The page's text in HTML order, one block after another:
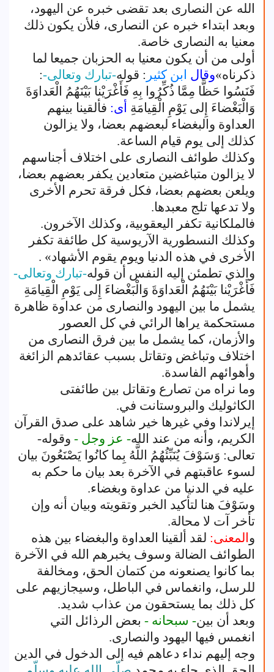
الله عن النصارى بعد تقضى خبره عن اليهود،
وبعد ابتداء خبره عن النصارى، فلأن يكون ذلك
معنيا به النصارى خاصة.
أولى من أن يكون معنيا به الحزبان جميعا لما
ذكرناه»وقال ابن كثير : قوله-تبارك وتعالى-:
فَنَسُوا حَظًّا مِمَّا ذُكِّرُوا بِهِ فَأَغْرَيْنا بَيْنَهُمُ الْعَداوَةَ
وَالْبَغْضاءَ إِلى يَوْمِ الْقِيامَةِ أى: فألقينا بينهم
العداوة والبغضاء لبعضهم بعضا، ولا يزالون
كذلك إلى يوم قيام الساعة.
وكذلك طوائف النصارى على اختلاف أجناسهم
لا يزالون متباغضين متعادين يكفر بعضهم بعضا،
ويلعن بعضهم بعضا، فكل فرقة تحرم الأخرى
ولا تدعها تلج معبدها.
فالملكانية تكفر اليعقوبية، وكذلك الآخرون.
وكذلك النسطورية الآريوسية كل طائفة تكفر
الأخرى في هذه الدنيا ويوم يقوم الأشهاد» .
والذي تطمئن إليه النفس أن قوله-تبارك وتعالى-
فَأَغْرَيْنا بَيْنَهُمُ الْعَداوَةَ وَالْبَغْضاءَ إِلى يَوْمِ الْقِيامَةِ
يشمل ما بين اليهود والنصارى من عداوة ظاهرة
مستحكمة يراها الرائي في كل العصور
والأزمان، كما يشمل ما بين فرق النصارى من
اختلاف وتباغض وتقاتل بسبب عقائدهم الزائغة
وأهوائهم الفاسدة.
وما نراه من تصارع وتقاتل بين طائفتى
الكاثوليك والبروستانت في.
إيرلاندا وفي غيرها خير شاهد على صدق القرآن
الكريم، وأنه من عند الله- عز وجل - وقوله-
تعالى: وَسَوْفَ يُنَبِّئُهُمُ اللَّهُ بِما كانُوا يَصْنَعُونَ بيان
لسوء عاقبتهم في الآخرة بعد بيان ما حكم به
عليه في الدنيا من عداوة وبغضاء.
وسَوْفَ هنا لتأكيد الخبر وتقويته وبيان أنه وإن
تأخر آت لا محالة.
و المعنى: لقد ألقينا العداوة والبغضاء بين هذه
الطوائف الضالة وسوف يخبرهم الله في الآخرة
بما كانوا يصنعونه من كتمان الحق، ومخالفة
للرسل، وانغماس في الباطل، وسيجازيهم على
كل ذلك بما يستحقون من عذاب شديد.
وبعد أن بين- سبحانه - بعض الرذائل التي
انغمس فيها اليهود والنصارى.
وجه إليهم نداء دعاهم فيه إلى الدخول في الدين